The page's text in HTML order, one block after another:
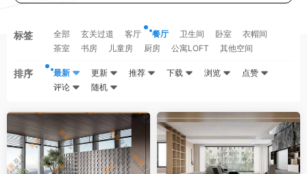
标签 全部 玄关过道 客厅 餐厅 卫生间 卧室
衣帽间
茶室
书房 儿童房 厨房 公寓LOFT 其他空间
排序 最新 更新 推荐 下载 浏览
点赞
评论
随机